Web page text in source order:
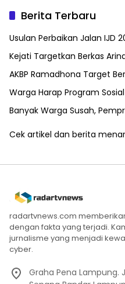
Berita Terbaru
Usulan Perbaikan Jalan IJD
Kejati Targetkan Berkas
AKBP Ramadhona Target
Warga Harap Program
Banyak Warga Susah,
Cek artikel dan berita
radartvnews.com
dengan fakta yang terjadi.
jurnalisme yang menjadi
cyber.
Graha Pena Lampung.